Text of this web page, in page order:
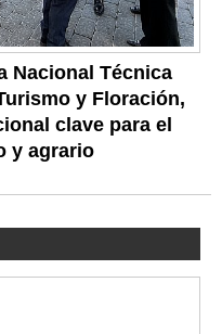
Nacional Técnica
y Floración,
clave para el
y agrario